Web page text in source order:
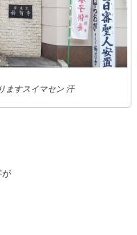
ますスイマセン 汗
が